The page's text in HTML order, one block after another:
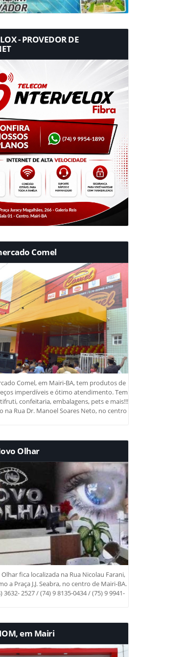
- PROVEDOR DE
Comel
Comel, em Mairi-BA, tem produtos de
imperdíveis e ótimo atendimento. Tem
confeitaria, embalagens, pets e mais!!!
na Rua Dr. Manoel Soares Neto, no centro
Olhar
fica localizada na Rua Nicolau Farani,
a Praça J.J. Seabra, no centro de Mairi-BA.
3632- 2527 / (74) 9 8135-0434 / (75) 9 9941-
em Mairi